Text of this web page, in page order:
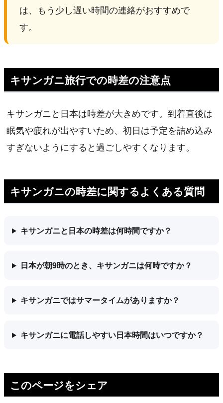
は、もう少し遅い時間の連絡がおすすめで
す。
キサンガニ旅行での時差の注意点
キサンガニと日本は時差が大きめです。到着直後は
眠気や疲れが出やすいため、初日は予定を詰め込み
すぎないようにすると過ごしやすくなります。
キサンガニの時差に関するよくある質問
キサンガニと日本の時差は何時間ですか？
日本が朝9時のとき、キサンガニは何時ですか？
キサンガニではサマータイムがありますか？
キサンガニに電話しやすい日本時間はいつですか？
このページをシェア